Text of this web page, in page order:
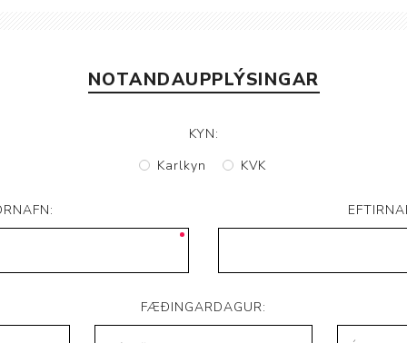
Dýnur
Aukabúnaður
Þvagleggir
NOTANDAUPPLÝSINGAR
KYN:
Karlkyn
KVK
FÆÐINGARDAGUR: